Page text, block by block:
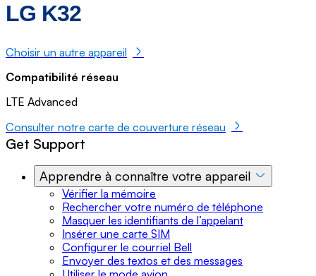
LG K32
Choisir un autre appareil
Compatibilité réseau
LTE Advanced
Consulter notre carte de couverture réseau
Get Support
Apprendre à connaître votre appareil
Vérifier la mémoire
Rechercher votre numéro de téléphone
Masquer les identifiants de l’appelant
Insérer une carte SIM
Configurer le courriel Bell
Envoyer des textos et des messages